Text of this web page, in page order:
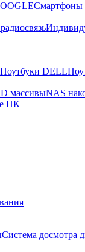
Смартфоны
Ноутбуки DELL
массивыNAS
ПК
Система досмотра